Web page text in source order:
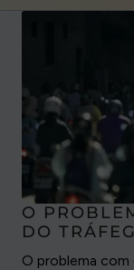
O
DO
O problema